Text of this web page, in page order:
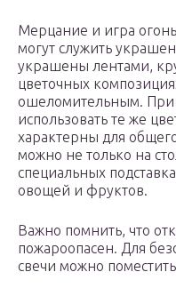
Мерцание и игра
могут служить
украшены лентами,
цветочных
ошеломительным. При
использовать те же
характерны для
можно не только на
специальных
овощей и фруктов.
Важно помнить, что
пожароопасен. Для
свечи можно